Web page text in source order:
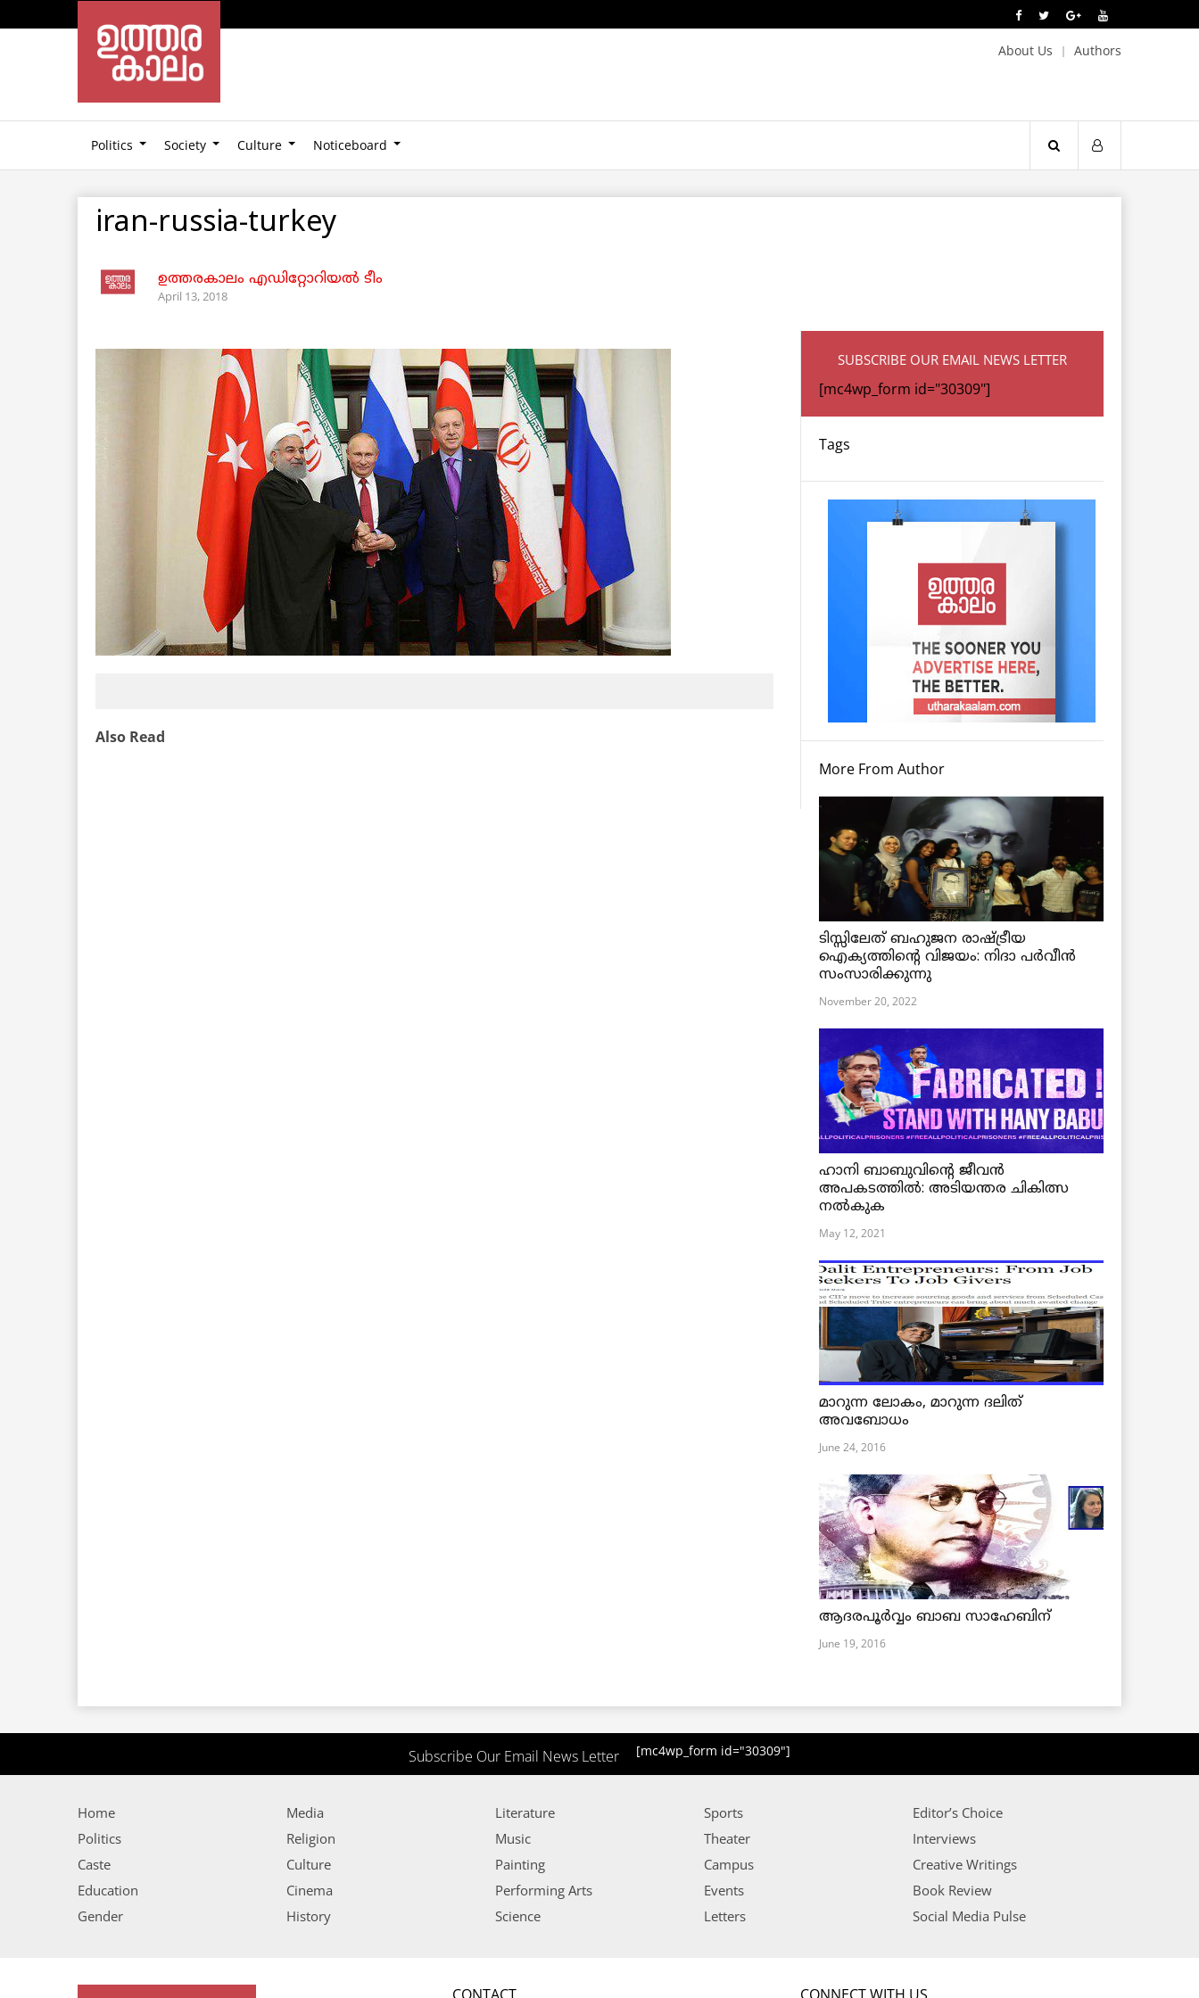
About Us Authors
Politics Society Culture Noticeboard
iran-russia-turkey
ഉത്തരകാലം എഡിറ്റോറിയല്‍ ടീം
April 13, 2018
Also Read
SUBSCRIBE OUR EMAIL NEWS LETTER
[mc4wp_form id="30309"]
Tags
More From Author
ടിസ്സിലേത് ബഹുജന രാഷ്ട്രീയ
ഐക്യത്തിന്റെ വിജയം: നിദാ പർവീൻ
സംസാരിക്കുന്നു
November 20, 2022
ഹാനി ബാബുവിന്റെ ജീവൻ
അപകടത്തിൽ: അടിയന്തര ചികിത്സ
നൽകുക
May 12, 2021
മാറുന്ന ലോകം, മാറുന്ന ദലിത്
അവബോധം
June 24, 2016
ആദരപൂര്‍വ്വം ബാബ സാഹേബിന്
June 19, 2016
Subscribe Our Email News Letter [mc4wp_form id="30309"]
Home
Politics
Caste
Education
Gender
Media
Religion
Culture
Cinema
History
Literature
Music
Painting
Performing Arts
Science
Sports
Theater
Campus
Events
Letters
Editor’s Choice
Interviews
Creative Writings
Book Review
Social Media Pulse